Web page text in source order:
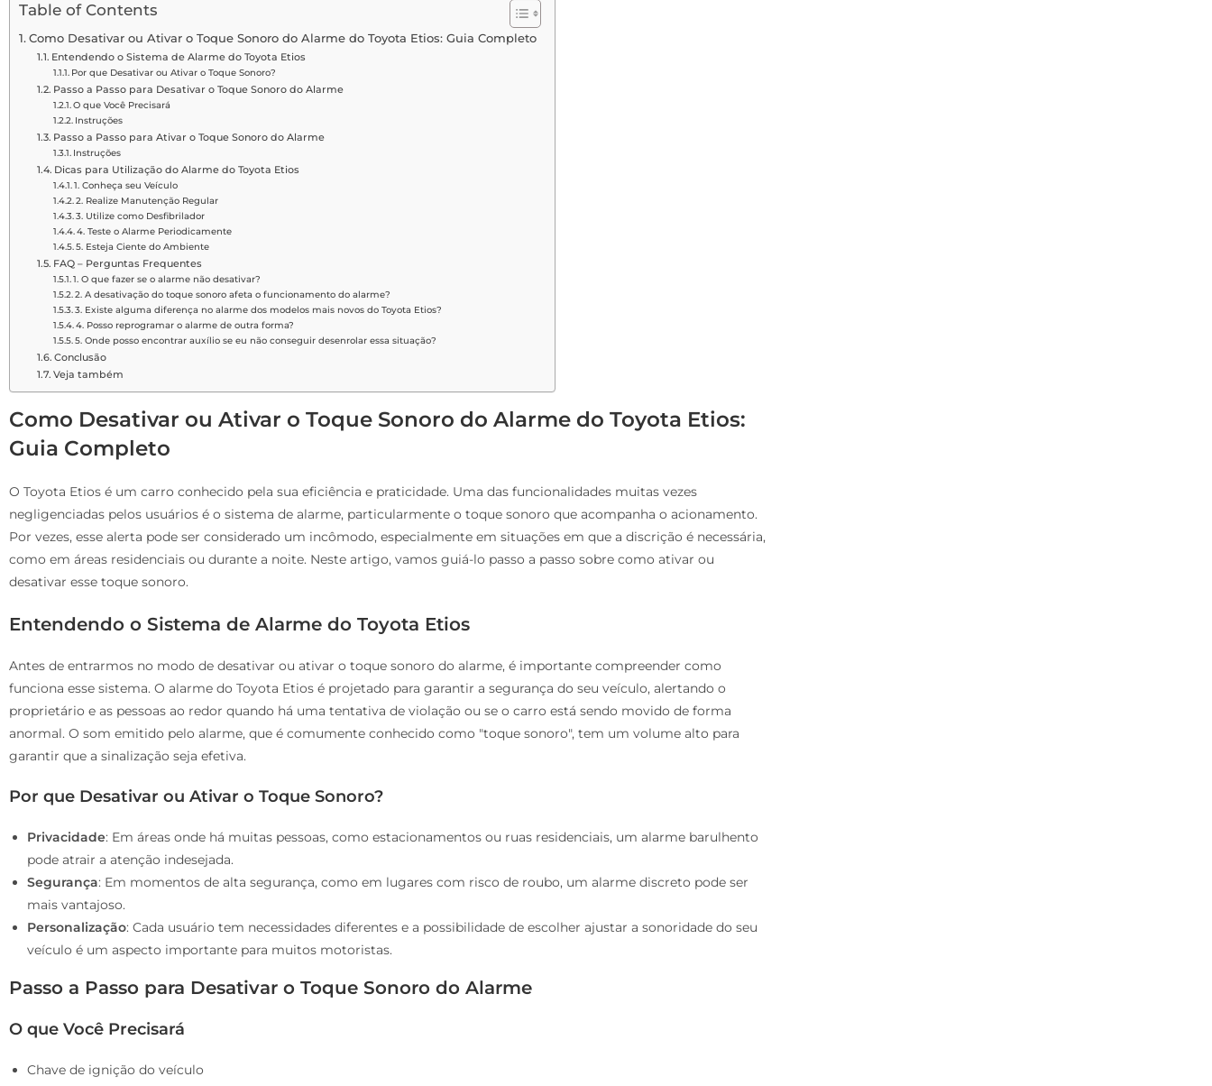
Table of Contents
Como Desativar ou Ativar o Toque Sonoro do Alarme do Toyota Etios: Guia Completo
Entendendo o Sistema de Alarme do Toyota Etios
Por que Desativar ou Ativar o Toque Sonoro?
Passo a Passo para Desativar o Toque Sonoro do Alarme
O que Você Precisará
Instruções
Passo a Passo para Ativar o Toque Sonoro do Alarme
Instruções
Dicas para Utilização do Alarme do Toyota Etios
1. Conheça seu Veículo
2. Realize Manutenção Regular
3. Utilize como Desfibrilador
4. Teste o Alarme Periodicamente
5. Esteja Ciente do Ambiente
FAQ – Perguntas Frequentes
1. O que fazer se o alarme não desativar?
2. A desativação do toque sonoro afeta o funcionamento do alarme?
3. Existe alguma diferença no alarme dos modelos mais novos do Toyota Etios?
4. Posso reprogramar o alarme de outra forma?
5. Onde posso encontrar auxílio se eu não conseguir desenrolar essa situação?
Conclusão
Veja também
Como Desativar ou Ativar o Toque Sonoro do Alarme do Toyota Etios:
Guia Completo
O Toyota Etios é um carro conhecido pela sua eficiência e praticidade. Uma das funcionalidades muitas vezes
negligenciadas pelos usuários é o sistema de alarme, particularmente o toque sonoro que acompanha o acionamento.
Por vezes, esse alerta pode ser considerado um incômodo, especialmente em situações em que a discrição é necessária,
como em áreas residenciais ou durante a noite. Neste artigo, vamos guiá-lo passo a passo sobre como ativar ou
desativar esse toque sonoro.
Entendendo o Sistema de Alarme do Toyota Etios
Antes de entrarmos no modo de desativar ou ativar o toque sonoro do alarme, é importante compreender como
funciona esse sistema. O alarme do Toyota Etios é projetado para garantir a segurança do seu veículo, alertando o
proprietário e as pessoas ao redor quando há uma tentativa de violação ou se o carro está sendo movido de forma
anormal. O som emitido pelo alarme, que é comumente conhecido como "toque sonoro", tem um volume alto para
garantir que a sinalização seja efetiva.
Por que Desativar ou Ativar o Toque Sonoro?
Privacidade: Em áreas onde há muitas pessoas, como estacionamentos ou ruas residenciais, um alarme barulhento
pode atrair a atenção indesejada.
Segurança: Em momentos de alta segurança, como em lugares com risco de roubo, um alarme discreto pode ser
mais vantajoso.
Personalização: Cada usuário tem necessidades diferentes e a possibilidade de escolher ajustar a sonoridade do seu
veículo é um aspecto importante para muitos motoristas.
Passo a Passo para Desativar o Toque Sonoro do Alarme
O que Você Precisará
Chave de ignição do veículo